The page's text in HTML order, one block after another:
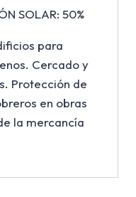
SOLAR: 50%
para
Cercado y
Protección de
en obras
la mercancía